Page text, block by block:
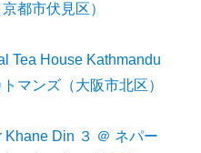
都市伏見区）
Tea House Kathmandu
マンズ（大阪市北区）
Din ３ ＠ ネパー